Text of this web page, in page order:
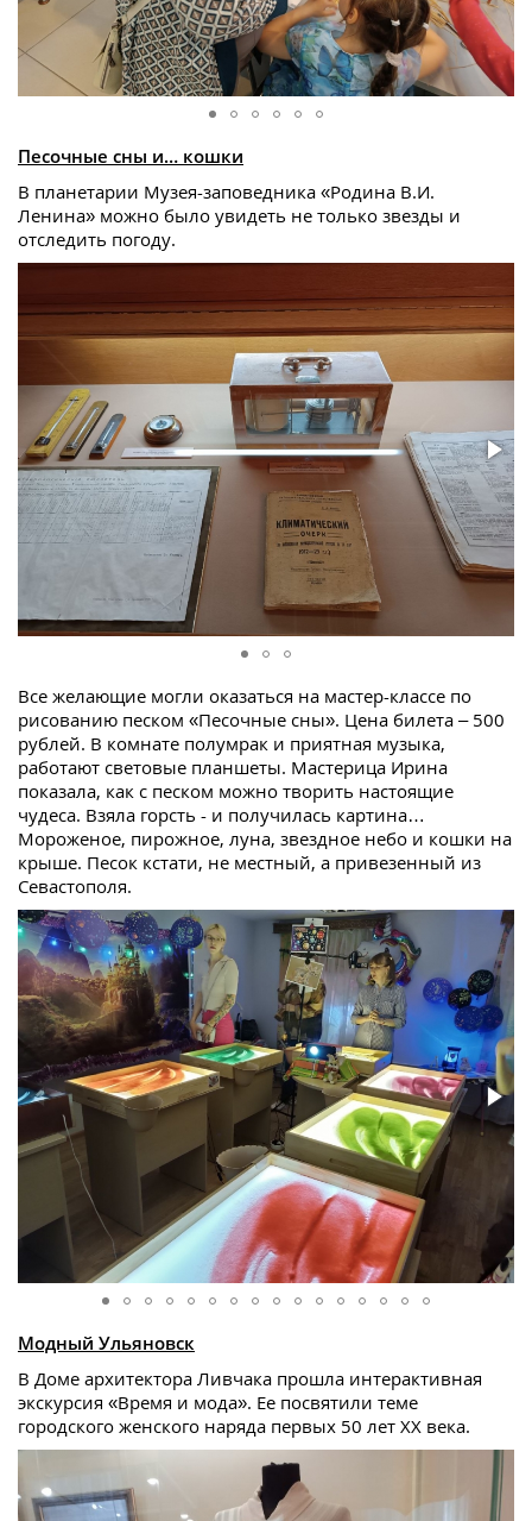
Песочные сны и… кошки
В планетарии Музея-заповедника «Родина В.И.
Ленина» можно было увидеть не только звезды и
отследить погоду.
Все желающие могли оказаться на мастер-классе по
рисованию песком «Песочные сны». Цена билета – 500
рублей. В комнате полумрак и приятная музыка,
работают световые планшеты. Мастерица Ирина
показала, как с песком можно творить настоящие
чудеса. Взяла горсть - и получилась картина…
Мороженое, пирожное, луна, звездное небо и кошки на
крыше. Песок кстати, не местный, а привезенный из
Севастополя.
Модный Ульяновск
В Доме архитектора Ливчака прошла интерактивная
экскурсия «Время и мода». Ее посвятили теме
городского женского наряда первых 50 лет XX века.